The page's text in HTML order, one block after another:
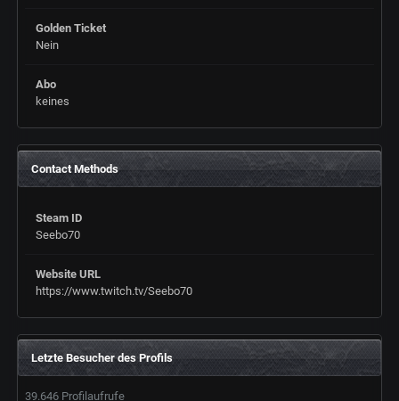
Golden Ticket
Nein
Abo
keines
Contact Methods
Steam ID
Seebo70
Website URL
https://www.twitch.tv/Seebo70
Letzte Besucher des Profils
39.646 Profilaufrufe